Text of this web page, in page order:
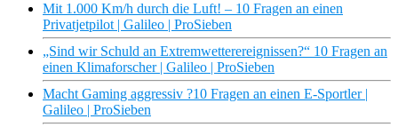
Mit 1.000 Km/h durch die Luft! – 10 Fragen an einen
Privatjetpilot | Galileo | ProSieben
„Sind wir Schuld an Extremwetterereignissen?“ 10 Fragen an
einen Klimaforscher | Galileo | ProSieben
Macht Gaming aggressiv ?10 Fragen an einen E-Sportler |
Galileo | ProSieben